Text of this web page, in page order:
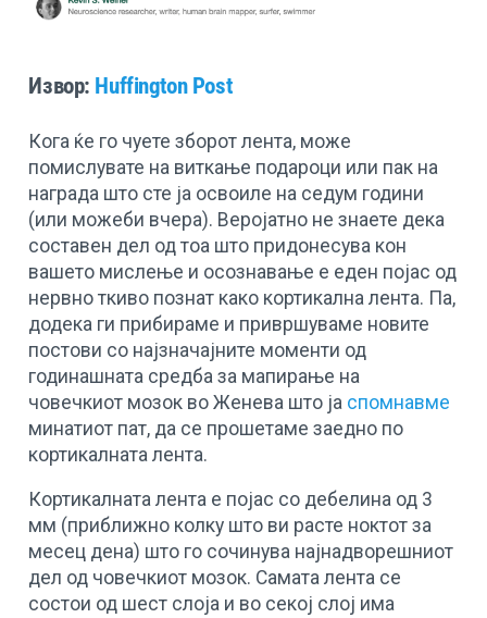
Извор: Huffington Post
Кога ќе го чуете зборот лента, може
помислувате на виткање подароци или пак на
награда што сте ја освоиле на седум години
(или можеби вчера). Веројатно не знаете дека
составен дел од тоа што придонесува кон
вашето мислење и осознавање е еден појас од
нервно ткиво познат како кортикална лента. Па,
додека ги прибираме и привршуваме новите
постови со најзначајните моменти од
годинашната средба за мапирање на
човечкиот мозок во Женева што ја спомнавме
минатиот пат, да се прошетаме заедно по
кортикалната лента.
Кортикалната лента е појас со дебелина од 3
мм (приближно колку што ви расте ноктот за
месец дена) што го сочинува најнадворешниот
дел од човечкиот мозок. Самата лента се
состои од шест слоја и во секој слој има